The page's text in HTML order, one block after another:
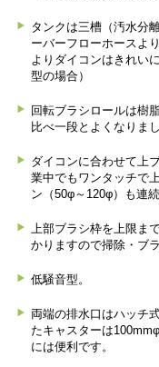
タンクは三槽（汚水分
ーバーフローホースよ
よりダイコンはきれい
型の場合）
回転ブラシロールは樹
比べ一段とよくなりまし
ダイコンに合わせて上
業中でもワンタッチで
ン（50φ～120φ）も
上部ブラシ枠を上限ま
かりますので掃除・ブ
低騒音型。
両端の排水口はハッチ
たキャスターは
には便利です。